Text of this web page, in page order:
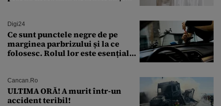
Digi24
Ce sunt punctele negre de pe
marginea parbrizului și la ce
folosesc. Rolul lor este esențial
Cancan.ro
ULTIMA ORĂ! A murit într-un
accident teribil!